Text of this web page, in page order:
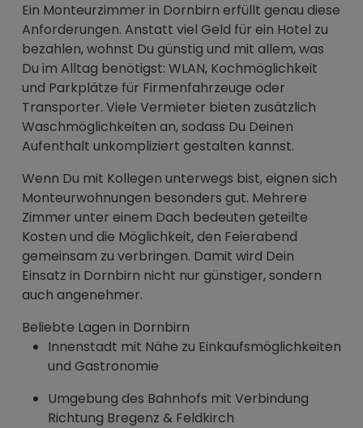
Ein Monteurzimmer in Dornbirn erfüllt genau diese
Anforderungen. Anstatt viel Geld für ein Hotel zu
bezahlen, wohnst Du günstig und mit allem, was
Du im Alltag benötigst: WLAN, Kochmöglichkeit
und Parkplätze für Firmenfahrzeuge oder
Transporter. Viele Vermieter bieten zusätzlich
Waschmöglichkeiten an, sodass Du Deinen
Aufenthalt unkompliziert gestalten kannst.
Wenn Du mit Kollegen unterwegs bist, eignen sich
Monteurwohnungen besonders gut. Mehrere
Zimmer unter einem Dach bedeuten geteilte
Kosten und die Möglichkeit, den Feierabend
gemeinsam zu verbringen. Damit wird Dein
Einsatz in Dornbirn nicht nur günstiger, sondern
auch angenehmer.
Beliebte Lagen in Dornbirn
Innenstadt mit Nähe zu Einkaufsmöglichkeiten
und Gastronomie
Umgebung des Bahnhofs mit Verbindung
Richtung Bregenz & Feldkirch